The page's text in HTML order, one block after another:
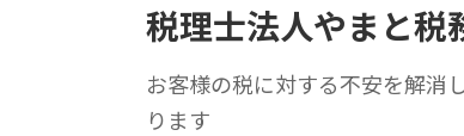
税理士法人やまと税
お客様の税に対する不安を解消
ります